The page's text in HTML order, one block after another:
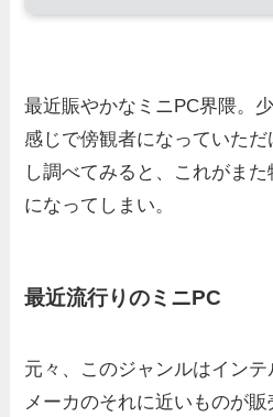
最近賑やかなミニPC界隈。
感じで傍観者になっていた
し調べてみると、これがま
になってしまい。
最近流行りのミニPC
元々、このジャンルはイン
メーカのそれに近いものが